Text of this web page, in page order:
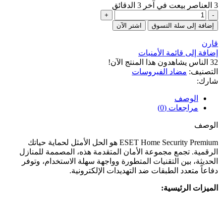
3 العناصر بيعت في آخر 3 الدقائق
كمية
Eset
Home
Security
Premium
5PC
3Años
إضافة إلى سلة التسوق اشتر الآن
قارن
إضافة إلى قائمة الأمنيات
32 الناس يشاهدون هذا المنتج الآن!
التصنيف: مضاد الفيروسات
شارك:
الوصف
مراجعات (0)
الوصف
ESET Home Security Premium هو الحل الأمثل لحماية حياتك
الرقمية. تجمع مجموعة الأمان المتقدمة هذه، المصممة للمنازل
الحديثة، بين التقنيات المتطورة وواجهة سهلة الاستخدام، وتوفر
دفاعاً متعدد الطبقات ضد التهديدات الإلكترونية.
الميزات الرئيسية: